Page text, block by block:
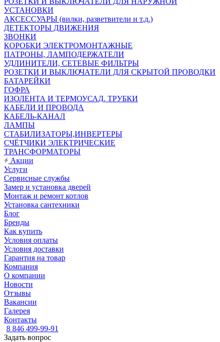
УСТАНОВКИ
АКСЕССУАРЫ (вилки, разветвители и т.д.)
ДЕТЕКТОРЫ ДВИЖЕНИЯ
ЗВОНКИ
КОРОБКИ ЭЛЕКТРОМОНТАЖНЫЕ
ПАТРОНЫ, ЛАМПОДЕРЖАТЕЛИ
УДЛИНИТЕЛИ, СЕТЕВЫЕ ФИЛЬТРЫ
РОЗЕТКИ И ВЫКЛЮЧАТЕЛИ ДЛЯ СКРЫТОЙ ПРОВОДКИ
БАТАРЕЙКИ
ГОФРА
ИЗОЛЕНТА И ТЕРМОУСАД. ТРУБКИ
КАБЕЛИ И ПРОВОДА
КАБЕЛЬ-КАНАЛ
ЛАМПЫ
СТАБИЛИЗАТОРЫ,ИНВЕРТЕРЫ
СЧЁТЧИКИ ЭЛЕКТРИЧЕСКИЕ
ТРАНСФОРМАТОРЫ
Акции
Услуги
Сервисные службы
Замер и установка дверей
Монтаж и ремонт котлов
Установка сантехники
Блог
Бренды
Как купить
Условия оплаты
Условия доставки
Гарантия на товар
Компания
О компании
Новости
Отзывы
Вакансии
Галерея
Контакты
8 846 499-99-91
Задать вопрос